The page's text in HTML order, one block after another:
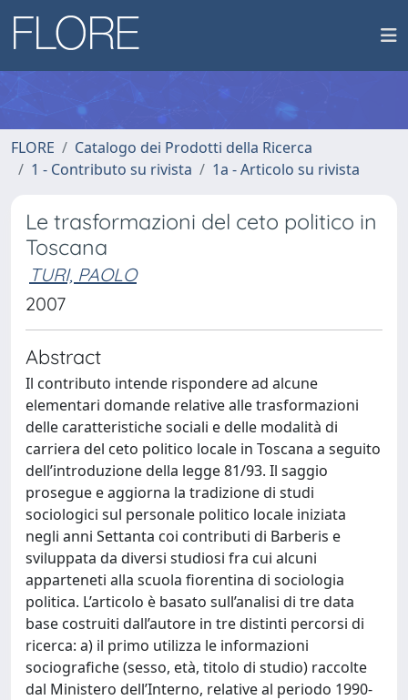
FLORE
Catalogo dei Prodotti della Ricerca
1 - Contributo su rivista
1a - Articolo su rivista
Le trasformazioni del ceto politico in
Toscana
TURI, PAOLO
2007
Abstract
Il contributo intende rispondere ad alcune
elementari domande relative alle trasformazioni
delle caratteristiche sociali e delle modalità di
carriera del ceto politico locale in Toscana a seguito
dell’introduzione della legge 81/93. Il saggio
prosegue e aggiorna la tradizione di studi
sociologici sul personale politico locale iniziata
negli anni Settanta coi contributi di Barberis e
sviluppata da diversi studiosi fra cui alcuni
apparteneti alla scuola fiorentina di sociologia
politica. L’articolo è basato sull’analisi di tre data
base costruiti dall’autore in tre distinti percorsi di
ricerca: a) il primo utilizza le informazioni
sociografiche (sesso, età, titolo di studio) raccolte
dal Ministero dell’Interno, relative al periodo 1990-